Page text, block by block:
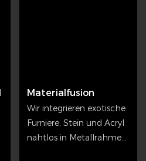
Materialfusion
Wir integrieren exotische
Furniere, Stein und Acryl
nahtlos in Metallrahmen